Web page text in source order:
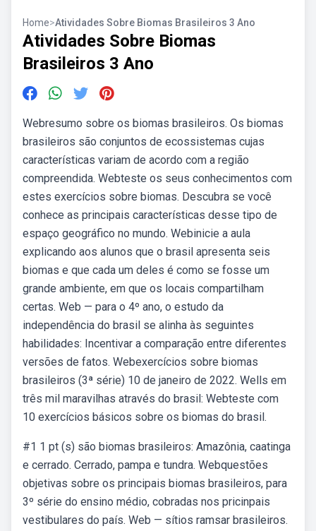
Home>Atividades Sobre Biomas Brasileiros 3 Ano
Atividades Sobre Biomas
Brasileiros 3 Ano
Webresumo sobre os biomas brasileiros. Os biomas
brasileiros são conjuntos de ecossistemas cujas
características variam de acordo com a região
compreendida. Webteste os seus conhecimentos com
estes exercícios sobre biomas. Descubra se você
conhece as principais características desse tipo de
espaço geográfico no mundo. Webinicie a aula
explicando aos alunos que o brasil apresenta seis
biomas e que cada um deles é como se fosse um
grande ambiente, em que os locais compartilham
certas. Web — para o 4º ano, o estudo da
independência do brasil se alinha às seguintes
habilidades: Incentivar a comparação entre diferentes
versões de fatos. Webexercícios sobre biomas
brasileiros (3ª série) 10 de janeiro de 2022. Wells em
três mil maravilhas através do brasil: Webteste com
10 exercícios básicos sobre os biomas do brasil.
#1 1 pt (s) são biomas brasileiros: Amazônia, caatinga
e cerrado. Cerrado, pampa e tundra. Webquestões
objetivas sobre os principais biomas brasileiros, para
3º série do ensino médio, cobradas nos pricinpais
vestibulares do país. Web — sítios ramsar brasileiros.